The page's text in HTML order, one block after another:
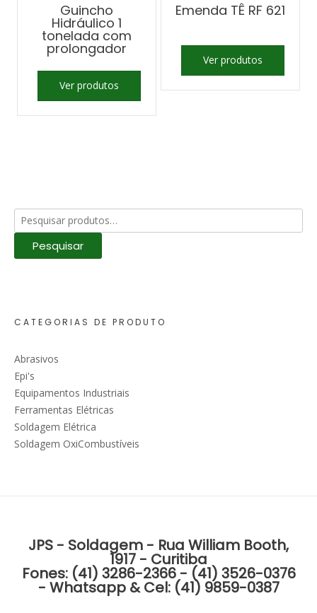
Guincho
Hidráulico 1
tonelada com
prolongador
Ver produtos
Emenda TÊ RF 621
Ver produtos
Pesquisar
por:
Pesquisar
CATEGORIAS DE PRODUTO
Abrasivos
Epi's
Equipamentos Industriais
Ferramentas Elétricas
Soldagem Elétrica
Soldagem OxiCombustíveis
JPS - Soldagem - Rua William Booth,
1917 - Curitiba
Fones: (41) 3286-2366 - (41) 3526-0376
- Whatsapp & Cel: (41) 9859-0387